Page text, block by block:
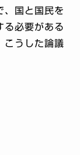
、国と国民を
る必要がある
こうした論議